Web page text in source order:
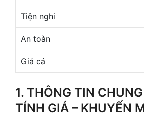
Tiện nghi
An toàn
Giá cả
1. THÔNG TIN
TÍNH GIÁ – KHUYẾN